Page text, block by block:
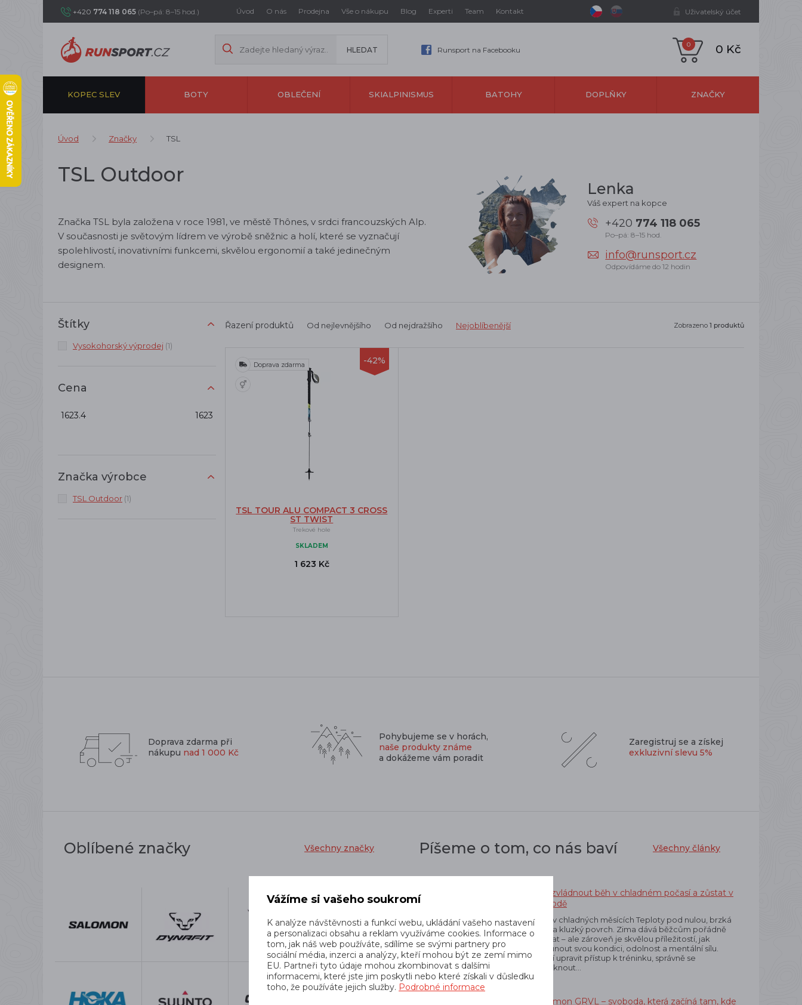
+420 774 118 065 (Po–pá: 8–15 hod.) Úvod O nás Prodejna Vše o nákupu Blog Experti Team Kontakt Uživatelský účet
Runsport na Facebooku
0 0 Kč
KOPEC SLEV BOTY OBLEČENÍ SKIALPINISMUS BATOHY DOPLŇKY ZNAČKY
Úvod Značky TSL
TSL Outdoor
Značka TSL byla založena v roce 1981, ve městě Thônes, v srdci francouzských Alp.
V současnosti je světovým lídrem ve výrobě sněžnic a holí, které se vyznačují
spolehlivostí, inovativními funkcemi, skvělou ergonomií a také jedinečným
designem.
Lenka
Váš expert na kopce
+420 774 118 065
Po–pá: 8–15 hod.
info@runsport.cz
Odpovídáme do 12 hodin
Štítky
Vysokohorský výprodej (1)
Cena
1623.4 1623
Značka výrobce
TSL Outdoor (1)
Řazení produktů Od nejlevnějšího Od nejdražšího Nejoblíbenější Zobrazeno 1 produktů
-42%
Doprava zdarma
TSL TOUR ALU COMPACT 3 CROSS
ST TWIST
Trekové hole
SKLADEM
1 623 Kč
Doprava zdarma při
nákupu nad 1 000 Kč
Pohybujeme se v horách,
naše produkty známe
a dokážeme vám poradit
Zaregistruj se a získej
exkluzivní slevu 5%
Oblíbené značky Všechny značky Píšeme o tom, co nás baví Všechny články
30. 09. 2025
Jak zvládnout běh v chladném počasí a zůstat v
pohodě
Běh v chladných měsících Teploty pod nulou, brzká
tma a kluzký povrch. Zima dává běžcům pořádně
zabrat – ale zároveň je skvělou příležitostí, jak
posunout svou kondici, odolnost a mentální sílu.
Stačí upravit přístup k tréninku, správně se
obléknout…
Salomon GRVL – svoboda, která začíná tam, kde
Vážíme si vašeho soukromí
K analýze návštěvnosti a funkcí webu, ukládání vašeho nastavení
a personalizaci obsahu a reklam využíváme cookies. Informace o
tom, jak náš web používáte, sdílíme se svými partnery pro
sociální média, inzerci a analýzy, kteří mohou být ze zemí mimo
EU. Partneři tyto údaje mohou zkombinovat s dalšími
informacemi, které jste jim poskytli nebo které získali v důsledku
toho, že používáte jejich služby. Podrobné informace